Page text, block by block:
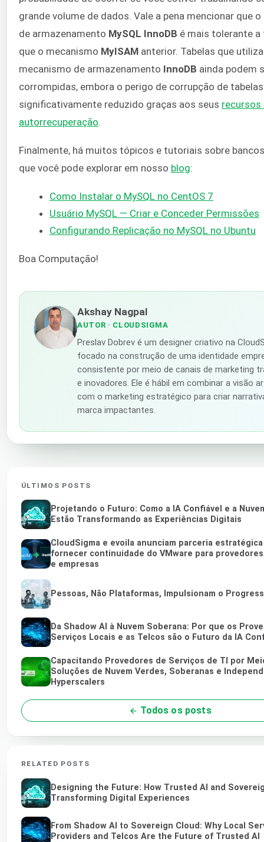
grande volume de dados. Vale a pena mencionar que
de armazenamento MySQL InnoDB é mais tolerante a
que o mecanismo MyISAM anterior. Tabelas que
mecanismo de armazenamento InnoDB ainda podem
corrompidas, embora o perigo de corrupção de
significativamente reduzido graças aos seus recursos
autorrecuperação
Finalmente, há muitos tópicos e tutoriais sobre
que você pode explorar em nosso blog:
Como Instalar o MySQL no CentOS 7
Usuário MySQL — Criar e Conceder Permissões
Configurando Replicação no MySQL no Ubuntu
Boa Computação!
Akshay Nagpal
AUTOR · CLOUDSIGMA
Preslav Dobrev é um designer criativo na
focado na construção de uma identidade
consistente por meio de canais de marketing
e inovadores. Ele é hábil em combinar a visão
com o marketing estratégico para criar
marca impactantes.
ÚLTIMOS POSTS
Projetando o Futuro: Como a IA Confiável e a
Estão Transformando as Experiências Digitais
CloudSigma e evoila anunciam parceria
fornecer continuidade do VMware para
e empresas
Pessoas, Não Plataformas, Impulsionam o
Da Shadow AI à Nuvem Soberana: Por que os
Serviços Locais e as Telcos são o Futuro da IA
Capacitando Provedores de Serviços de TI por
Soluções de Nuvem Verdes, Soberanas e
Hyperscalers
Todos os posts
RELATED POSTS
Designing the Future: How Trusted AI and
Transforming Digital Experiences
From Shadow AI to Sovereign Cloud: Why Local
Providers and Telcos Are the Future of Trusted AI